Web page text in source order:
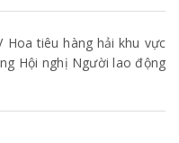
Hoa tiêu hàng hải khu vực
Hội nghị Người lao động